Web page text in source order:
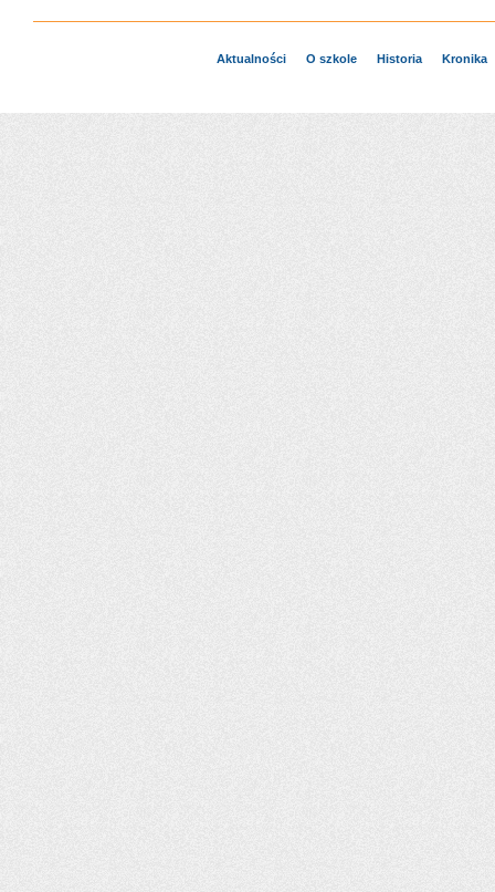
Aktualności O szkole Historia Kronika